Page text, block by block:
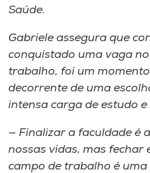
A+
Saúde.
Gabriele assegura que
conquistado uma vaga
trabalho, foi um
decorrente de uma
intensa carga de estudo
— Finalizar a faculdade é
nossas vidas, mas fechar
campo de trabalho é